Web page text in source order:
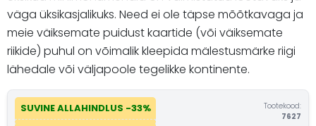
väga üksikasjalikuks. Need ei ole täpse mõõtkavaga ja
meie väiksemate puidust kaartide (või väiksemate
riikide) puhul on võimalik kleepida mälestusmärke riigi
lähedale või väljapoole tegelikke kontinente.
SUVINE ALLAHINDLUS -33%
Tootekood:
7627